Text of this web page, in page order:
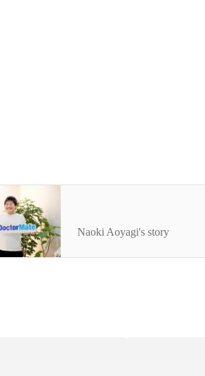
間で掲げ続ける一筋の信念
Naoki Aoyagi's story